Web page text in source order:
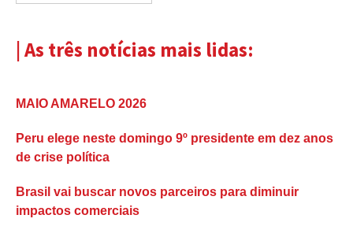
| As três notícias mais lidas:
MAIO AMARELO 2026
Peru elege neste domingo 9º presidente em dez anos
de crise política
Brasil vai buscar novos parceiros para diminuir
impactos comerciais